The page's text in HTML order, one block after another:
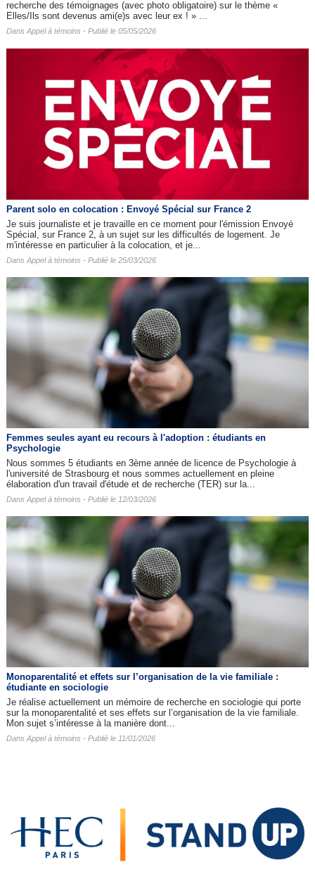
recherche des témoignages (avec photo obligatoire) sur le thème «
Elles/Ils sont devenus ami(e)s avec leur ex ! » ...
Dans Appel à témoins - Publié le 05/05/2026
Parent solo en colocation : Envoyé Spécial sur France 2
Je suis journaliste et je travaille en ce moment pour l'émission Envoyé
Spécial, sur France 2, à un sujet sur les difficultés de logement. Je
m'intéresse en particulier à la colocation, et je...
Dans Appel à témoins - Publié le 25/03/2026
Femmes seules ayant eu recours à l'adoption : étudiants en
Psychologie
Nous sommes 5 étudiants en 3ème année de licence de Psychologie à
l'université de Strasbourg et nous sommes actuellement en pleine
élaboration d'un travail d'étude et de recherche (TER) sur la...
Dans Appel à témoins - Publié le 12/03/2026
Monoparentalité et effets sur l’organisation de la vie familiale :
étudiante en sociologie
Je réalise actuellement un mémoire de recherche en sociologie qui porte
sur la monoparentalité et ses effets sur l’organisation de la vie familiale.
Mon sujet s’intéresse à la manière dont...
Dans Appel à témoins - Publié le 11/01/2026